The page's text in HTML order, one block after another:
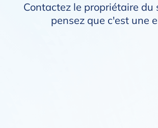
Contactez le propriétaire du
pensez que c'est une